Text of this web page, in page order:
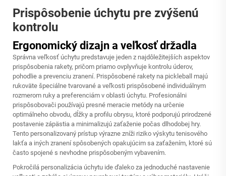
Prispôsobenie úchytu pre zvýšenú
kontrolu
Ergonomický dizajn a veľkosť držadla
Správna veľkosť úchytu predstavuje jeden z najdôležitejších aspektov
prispôsobenia rakety, pričom priamo ovplyvňuje kontrolu úderov,
pohodlie a prevenciu zranení. Prispôsobené rakety na pickleball majú
rukoväte špeciálne tvarované a veľkosti prispôsobené individuálnym
rozmerom ruky a preferenciám v oblasti úchytu. Profesionálni
prispôsobovači používajú presné meracie metódy na určenie
optimálneho obvodu, dĺžky a profilu obrysu, ktoré podporujú prirodzené
postavenie zápästia a minimalizujú zaťaženie počas dlhodobej hry.
Tento personalizovaný prístup výrazne zníži riziko výskytu tenisového
lakťa a iných zranení spôsobených opakujúcim sa zaťažením, ktoré sú
často spojené s nevhodne prispôsobeným vybavením.
Pokročilá personalizácia úchytu ide ďaleko za jednoduché nastavenie